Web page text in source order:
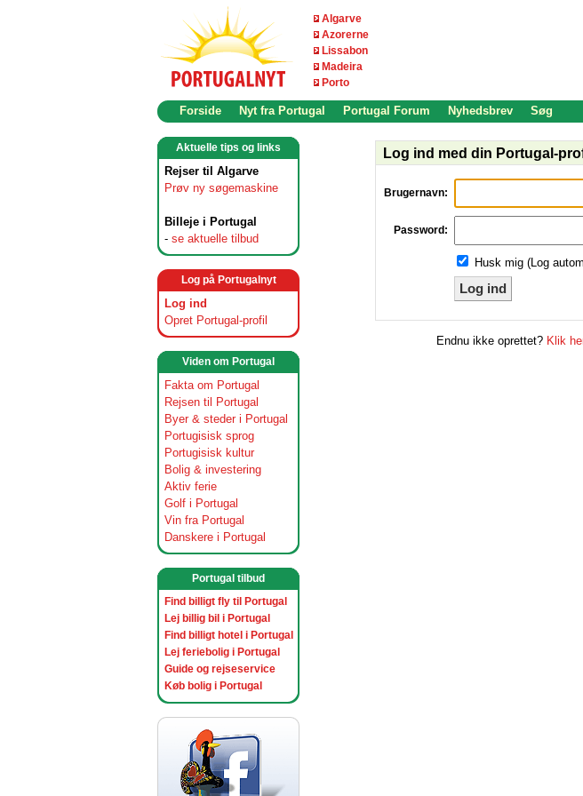
Algarve
Azorerne
Lissabon
Madeira
Porto
Forside Nyt fra Portugal Portugal Forum Nyhedsbrev Søg
Aktuelle tips og links
Rejser til Algarve
Prøv ny søgemaskine
Billeje i Portugal
- se aktuelle tilbud
Log på Portugalnyt
Log ind
Opret Portugal-profil
Viden om Portugal
Fakta om Portugal
Rejsen til Portugal
Byer & steder i Portugal
Portugisisk sprog
Portugisisk kultur
Bolig & investering
Aktiv ferie
Golf i Portugal
Vin fra Portugal
Danskere i Portugal
Portugal tilbud
Find billigt fly til Portugal
Lej billig bil i Portugal
Find billigt hotel i Portugal
Lej feriebolig i Portugal
Guide og rejseservice
Køb bolig i Portugal
Log ind med din Portugal-
Brugernavn:
Password:
Husk mig (Log
Log ind
Endnu ikke oprettet? Klik